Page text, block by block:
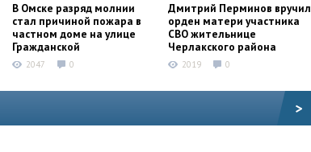
В Омске разряд молнии
стал причиной пожара в
частном доме на улице
Гражданской
2047 0
Дмитрий Перминов вручил
орден матери участника
СВО жительнице
Черлакского района
2019 0
>